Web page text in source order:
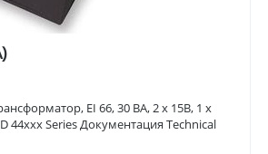
EI 66, 30 ВА, 2 x 15В, 1 x
44xxx Series Документация Technical